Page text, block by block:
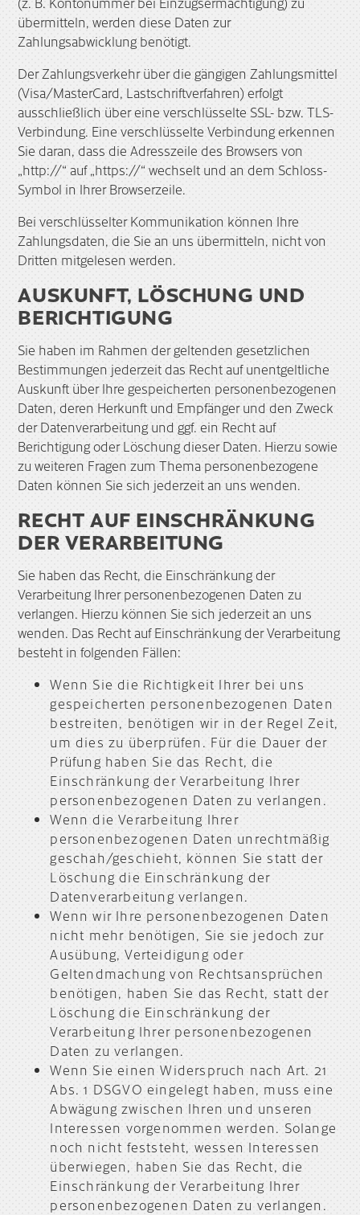
übermitteln, werden diese Daten zur
Zahlungsabwicklung benötigt.
Der Zahlungsverkehr über die gängigen Zahlungsmittel
(Visa/MasterCard, Lastschriftverfahren) erfolgt
ausschließlich über eine verschlüsselte SSL- bzw. TLS-
Verbindung. Eine verschlüsselte Verbindung erkennen
Sie daran, dass die Adresszeile des Browsers von
„http://“ auf „https://“ wechselt und an dem Schloss-
Symbol in Ihrer Browserzeile.
Bei verschlüsselter Kommunikation können Ihre
Zahlungsdaten, die Sie an uns übermitteln, nicht von
Dritten mitgelesen werden.
AUSKUNFT, LÖSCHUNG UND
BERICHTIGUNG
Sie haben im Rahmen der geltenden gesetzlichen
Bestimmungen jederzeit das Recht auf unentgeltliche
Auskunft über Ihre gespeicherten personenbezogenen
Daten, deren Herkunft und Empfänger und den Zweck
der Datenverarbeitung und ggf. ein Recht auf
Berichtigung oder Löschung dieser Daten. Hierzu sowie
zu weiteren Fragen zum Thema personenbezogene
Daten können Sie sich jederzeit an uns wenden.
RECHT AUF EINSCHRÄNKUNG
DER VERARBEITUNG
Sie haben das Recht, die Einschränkung der
Verarbeitung Ihrer personenbezogenen Daten zu
verlangen. Hierzu können Sie sich jederzeit an uns
wenden. Das Recht auf Einschränkung der Verarbeitung
besteht in folgenden Fällen:
Wenn Sie die Richtigkeit Ihrer bei uns
gespeicherten personenbezogenen Daten
bestreiten, benötigen wir in der Regel Zeit,
um dies zu überprüfen. Für die Dauer der
Prüfung haben Sie das Recht, die
Einschränkung der Verarbeitung Ihrer
personenbezogenen Daten zu verlangen.
Wenn die Verarbeitung Ihrer
personenbezogenen Daten unrechtmäßig
geschah/geschieht, können Sie statt der
Löschung die Einschränkung der
Datenverarbeitung verlangen.
Wenn wir Ihre personenbezogenen Daten
nicht mehr benötigen, Sie sie jedoch zur
Ausübung, Verteidigung oder
Geltendmachung von Rechtsansprüchen
benötigen, haben Sie das Recht, statt der
Löschung die Einschränkung der
Verarbeitung Ihrer personenbezogenen
Daten zu verlangen.
Wenn Sie einen Widerspruch nach Art. 21
Abs. 1 DSGVO eingelegt haben, muss eine
Abwägung zwischen Ihren und unseren
Interessen vorgenommen werden. Solange
noch nicht feststeht, wessen Interessen
überwiegen, haben Sie das Recht, die
Einschränkung der Verarbeitung Ihrer
personenbezogenen Daten zu verlangen.